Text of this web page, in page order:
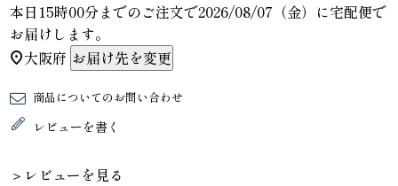
本日 15時00分までのご注文で2026/08/07（金） に宅配便で
お届けします。
大阪府 お届け先を変更
商品についてのお問い合わせ
レビューを書く
＞レビューを見る